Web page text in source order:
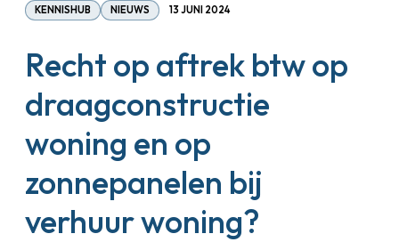
KENNISHUB NIEUWS 13 JUNI 2024
Recht op aftrek btw op
draagconstructie
woning en op
zonnepanelen bij
verhuur woning?